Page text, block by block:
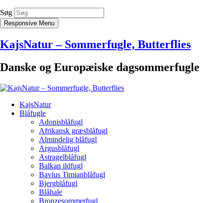
Søg
Responsive Menu
KajsNatur – Sommerfugle, Butterflies
Danske og Europæiske dagsommerfugle
KajsNatur
Blåfugle
Adonisblåfugl
Afrikansk græsblåfugl
Almindelig blåfugl
Argusblåfugl
Astragelblåfugl
Balkan ildfugl
Bavius Timianblåfugl
Bjergblåfugl
Blåhale
Bronzesommerfugl